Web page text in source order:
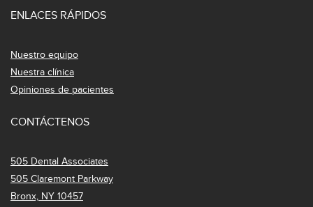
ENLACES RÁPIDOS
Nuestro equipo
Nuestra clínica
Opiniones de pacientes
CONTÁCTENOS
505 Dental Associates
505 Claremont Parkway
Bronx, NY 10457